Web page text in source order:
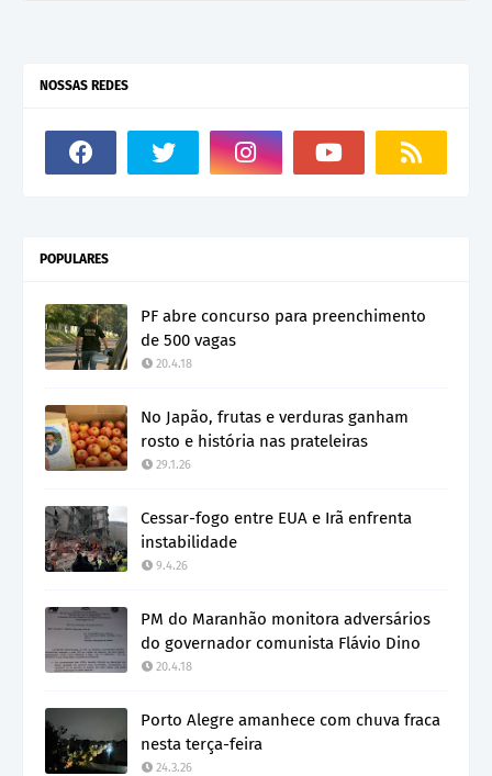
NOSSAS REDES
POPULARES
PF abre concurso para preenchimento
de 500 vagas
20.4.18
No Japão, frutas e verduras ganham
rosto e história nas prateleiras
29.1.26
Cessar-fogo entre EUA e Irã enfrenta
instabilidade
9.4.26
PM do Maranhão monitora adversários
do governador comunista Flávio Dino
20.4.18
Porto Alegre amanhece com chuva fraca
nesta terça-feira
24.3.26